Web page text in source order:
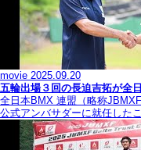
movie 2025.09.20
五輪出場３回の長迫吉拓が全
全日本BMX 連盟（略称
公式アンバサダーに就任した